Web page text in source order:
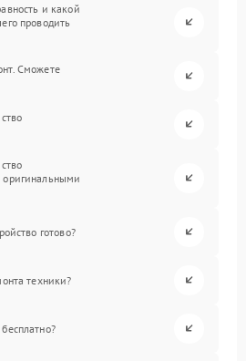
и какой
проводить
Сможете
оригинальными
готово?
техники?